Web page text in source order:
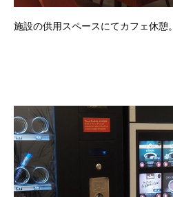
施設の供用スペースにてカフェ休憩。